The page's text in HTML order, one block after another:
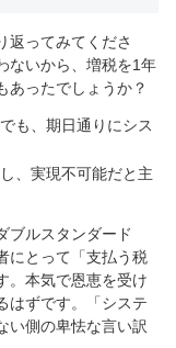
返ってみてくださ
ないから、増税を1年
あったでしょうか？
も、期日通りにシス
、実現不可能だと主
ブルスタンダード
にとって「支払う税
。本気で恩恵を受け
はずです。「システ
い側の卑怯な言い訳